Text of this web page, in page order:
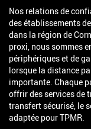
Nos relations de
des établissements
dans la région de
proxi, nous sommes
périphériques et de
lorsque la distance
importante. Chaque
offrir des services de
transfert sécurisé, le
adaptée pour TPMR.